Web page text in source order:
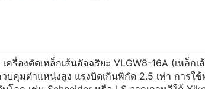
องดัดเหล็กเส้นอัจฉริยะ VLGW8-16A (เหล็ก
บคุมตำแหน่งสูง แรงบิดเกินพิกัด 2.5 เท่า การ